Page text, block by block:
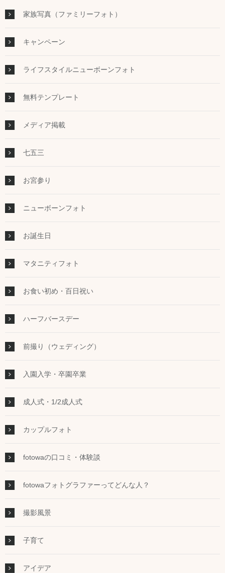
家族写真（ファミリーフォト）
キャンペーン
ライフスタイルニューボーンフォト
無料テンプレート
メディア掲載
七五三
お宮参り
ニューボーンフォト
お誕生日
マタニティフォト
お食い初め・百日祝い
ハーフバースデー
前撮り（ウェディング）
入園入学・卒園卒業
成人式・1/2成人式
カップルフォト
fotowaの口コミ・体験談
fotowaフォトグラファーってどんな人？
撮影風景
子育て
アイデア